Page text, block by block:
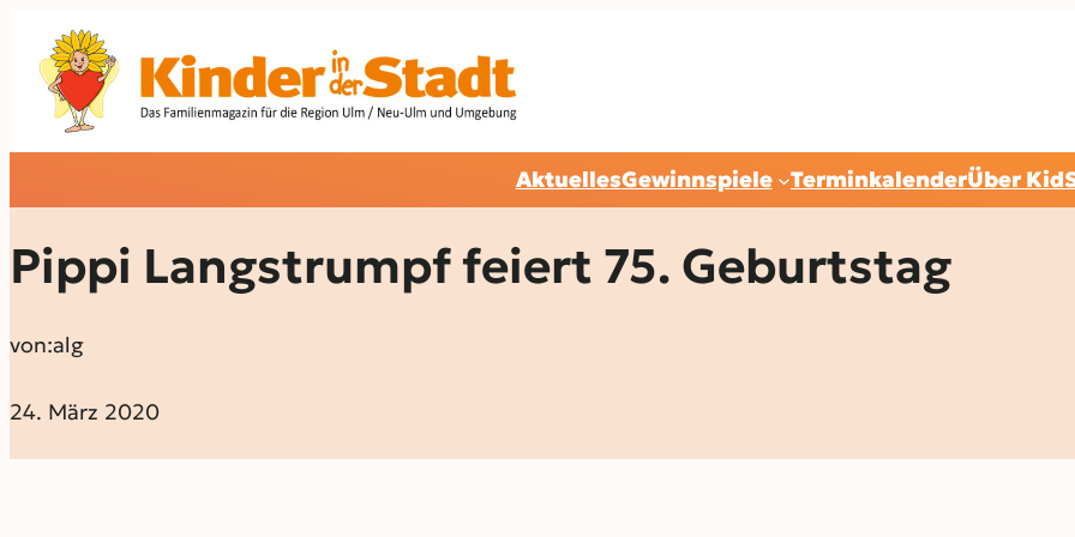
AktuellesGewinnspiele TerminkalenderÜber
Pippi Langstrumpf feiert 75. Geburtstag
von:alg
24. März 2020